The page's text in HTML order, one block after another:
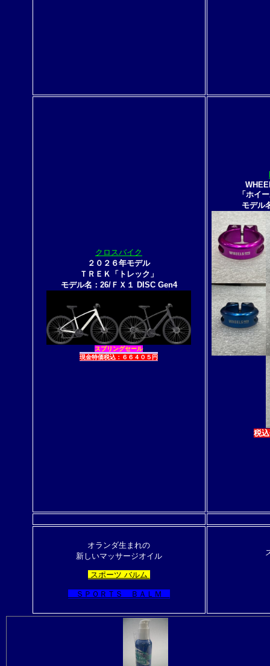
クロスバイク
２０２６年モデル
ＴＲＥＫ「トレック」
モデル名：26/ＦＸ１ DISC Gen4
スプリングセール
現金特価税込：６６４０５円
「ホイ
モデル
税
オランダ生まれの
新しいマッサージオイル
スポーツ バルム
ＳＰＯＲＴＳ ＢＡＬＭ